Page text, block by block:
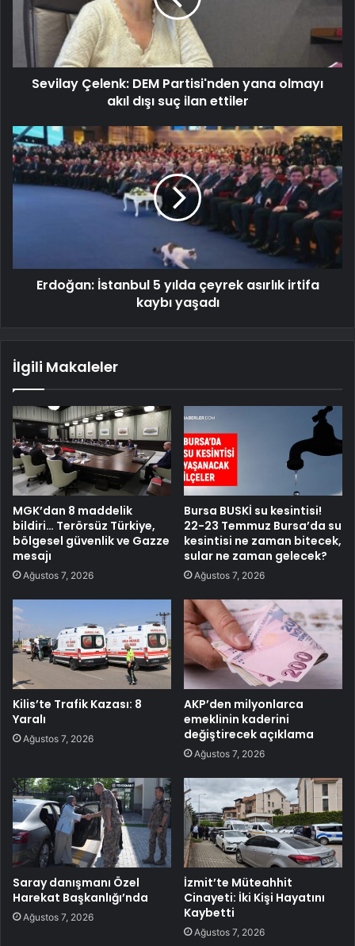
Sevilay Çelenk: DEM Partisi'nden yana olmayı
akıl dışı suç ilan ettiler
Erdoğan: İstanbul 5 yılda çeyrek asırlık irtifa
kaybı yaşadı
İlgili Makaleler
MGK’dan 8 maddelik
bildiri… Terörsüz Türkiye,
bölgesel güvenlik ve Gazze
mesajı
Ağustos 7, 2026
Bursa BUSKİ su kesintisi!
22-23 Temmuz Bursa’da su
kesintisi ne zaman bitecek,
sular ne zaman gelecek?
Ağustos 7, 2026
Kilis’te Trafik Kazası: 8
Yaralı
Ağustos 7, 2026
AKP’den milyonlarca
emeklinin kaderini
değiştirecek açıklama
Ağustos 7, 2026
Saray danışmanı Özel
Harekat Başkanlığı’nda
Ağustos 7, 2026
İzmit’te Müteahhit
Cinayeti: İki Kişi Hayatını
Kaybetti
Ağustos 7, 2026